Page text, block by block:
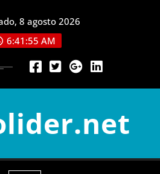
8 agosto 2026
6:41:57 AM